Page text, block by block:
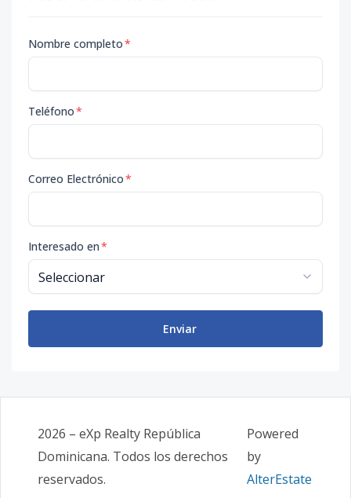
Nombre completo*
Teléfono*
Correo Electrónico*
Interesado en*
Enviar
2026 – eXp Realty República
Dominicana. Todos los derechos
reservados.
Powered
by
AlterEstate